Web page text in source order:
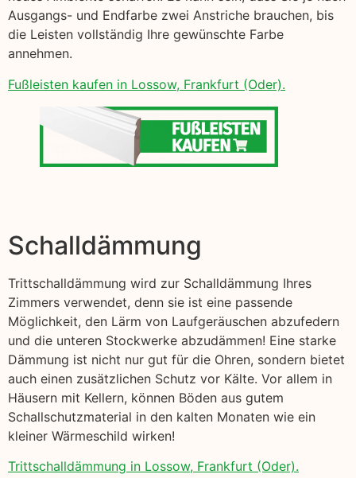
Ausgangs- und Endfarbe zwei Anstriche brauchen, bis
die Leisten vollständig Ihre gewünschte Farbe
annehmen.
Fußleisten kaufen in Lossow, Frankfurt (Oder).
Schalldämmung
Trittschalldämmung wird zur Schalldämmung Ihres
Zimmers verwendet, denn sie ist eine passende
Möglichkeit, den Lärm von Laufgeräuschen abzufedern
und die unteren Stockwerke abzudämmen! Eine starke
Dämmung ist nicht nur gut für die Ohren, sondern bietet
auch einen zusätzlichen Schutz vor Kälte. Vor allem in
Häusern mit Kellern, können Böden aus gutem
Schallschutzmaterial in den kalten Monaten wie ein
kleiner Wärmeschild wirken!
Trittschalldämmung in Lossow, Frankfurt (Oder).